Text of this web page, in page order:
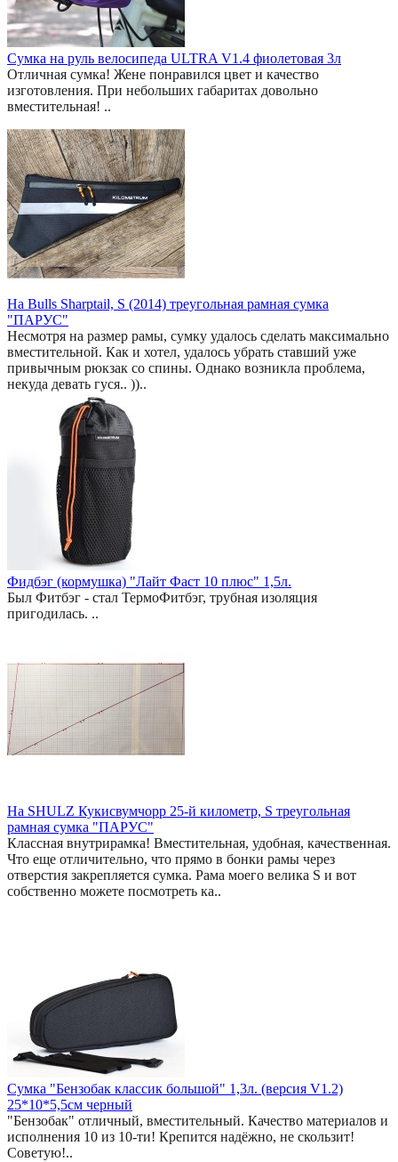
Сумка на руль велосипеда ULTRA V1.4 фиолетовая 3л
Отличная сумка! Жене понравился цвет и качество
изготовления. При небольших габаритах довольно
вместительная! ..
На Bulls Sharptail, S (2014) треугольная рамная сумка
"ПАРУС"
Несмотря на размер рамы, сумку удалось сделать максимально
вместительной. Как и хотел, удалось убрать ставший уже
привычным рюкзак со спины. Однако возникла проблема,
некуда девать гуся.. ))..
Фидбэг (кормушка) "Лайт Фаст 10 плюс" 1,5л.
Был Фитбэг - стал ТермоФитбэг, трубная изоляция
пригодилась. ..
На SHULZ Кукисвумчорр 25-й километр, S треугольная
рамная сумка "ПАРУС"
Классная внутрирамка! Вместительная, удобная, качественная.
Что еще отличительно, что прямо в бонки рамы через
отверстия закрепляется сумка. Рама моего велика S и вот
собственно можете посмотреть ка..
Сумка "Бензобак классик большой" 1,3л. (версия V1.2)
25*10*5,5см черный
"Бензобак" отличный, вместительный. Качество материалов и
исполнения 10 из 10-ти! Крепится надёжно, не скользит!
Советую!..